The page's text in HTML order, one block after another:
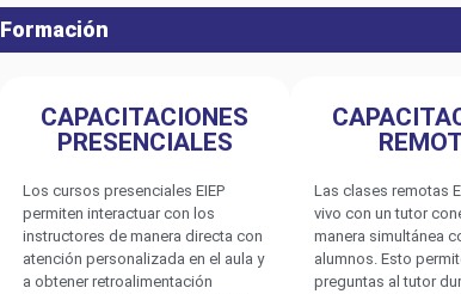
Formación
CAPACITACIONES
PRESENCIALES
Los cursos presenciales EIEP
permiten interactuar con los
instructores de manera directa con
atención personalizada en el aula y
a obtener retroalimentación
Las clases remotas
vivo con un tutor
manera simultánea
alumnos. Esto
preguntas al tutor